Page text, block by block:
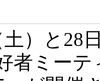
土）と28
者ミーテ